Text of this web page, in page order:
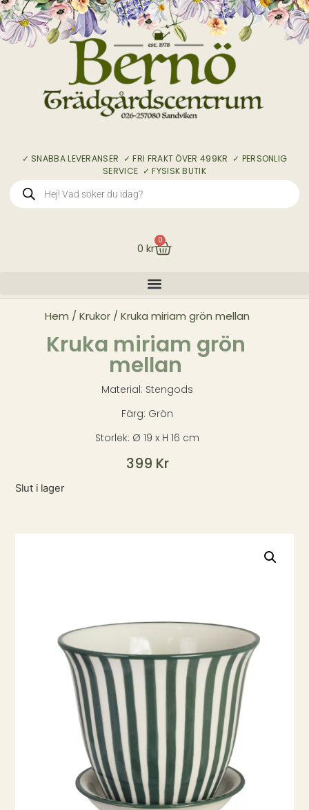
✓ SNABBA LEVERANSER ✓ FRI FRAKT ÖVER 499KR ✓ PERSONLIG
SERVICE ✓ FYSISK BUTIK
0 kr
0
Hem /Krukor / Kruka miriam grön mellan
Kruka miriam grön
mellan
Material: Stengods
Färg: Grön
Storlek: Ø 19 x H 16 cm
399 Kr
Slut i lager